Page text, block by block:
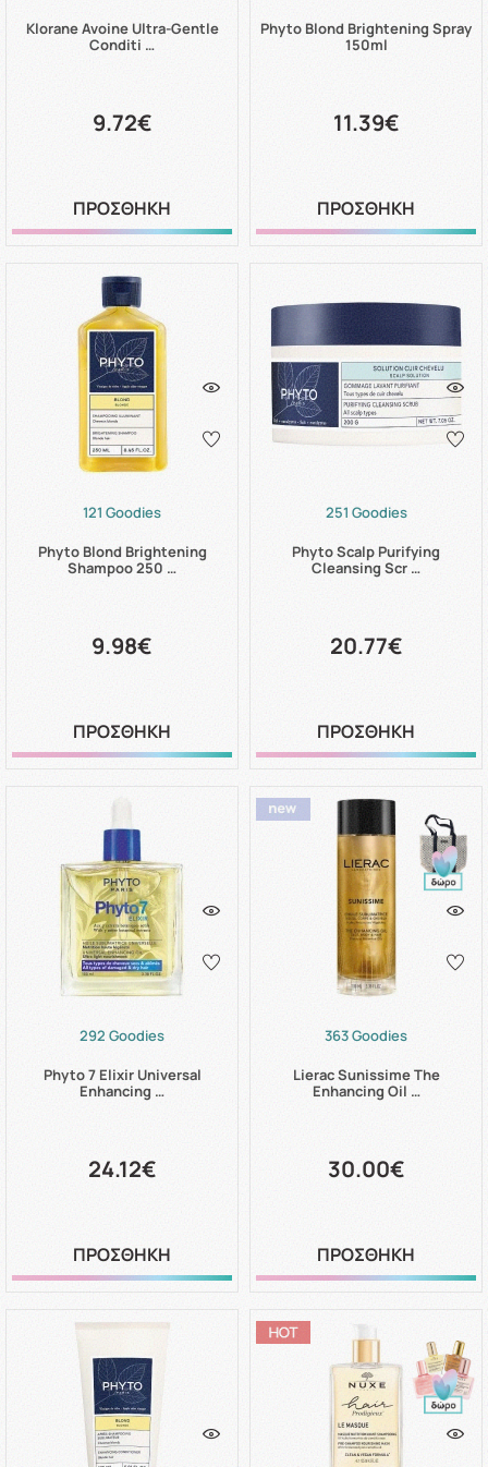
Klorane Avoine Ultra-Gentle
Conditi …
9.72€
ΠΡΟΣΘΗΚΗ
Phyto Blond Brightening Spray
150ml
11.39€
ΠΡΟΣΘΗΚΗ
121 Goodies
Phyto Blond Brightening
Shampoo 250 …
9.98€
ΠΡΟΣΘΗΚΗ
251 Goodies
Phyto Scalp Purifying
Cleansing Scr …
20.77€
ΠΡΟΣΘΗΚΗ
292 Goodies
Phyto 7 Elixir Universal
Enhancing …
24.12€
ΠΡΟΣΘΗΚΗ
363 Goodies
Lierac Sunissime The
Enhancing Oil …
30.00€
ΠΡΟΣΘΗΚΗ